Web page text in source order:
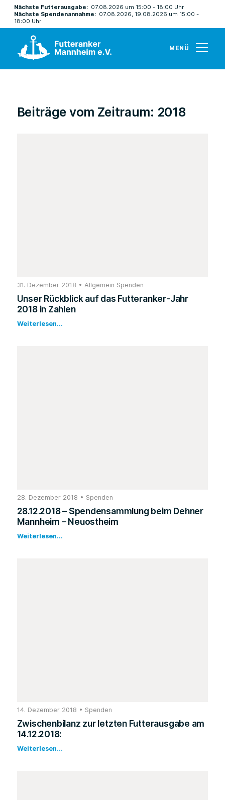
Nächste Futterausgabe: 07.08.2026 um 15:00 - 18:00 Uhr
Nächste Spendenannahme: 07.08.2026, 19.08.2026 um 15:00 -
18:00 Uhr
MENÜ
Beiträge vom Zeitraum: 2018
31. Dezember 2018 • Allgemein Spenden
Unser Rückblick auf das Futteranker-Jahr
2018 in Zahlen
Weiterlesen...
28. Dezember 2018 • Spenden
28.12.2018 – Spendensammlung beim Dehner
Mannheim – Neuostheim
Weiterlesen...
14. Dezember 2018 • Spenden
Zwischenbilanz zur letzten Futterausgabe am
14.12.2018:
Weiterlesen...